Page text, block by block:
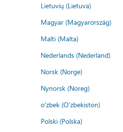
Lietuvių (Lietuva)
Magyar (Magyarország)
Malti (Malta)
Nederlands (Nederland)
Norsk (Norge)
Nynorsk (Noreg)
o'zbek (O'zbekiston)
Polski (Polska)